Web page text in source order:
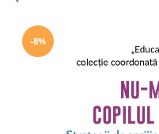
Artă
Atlase si enciclopedii
Carte de bucate
Educație financiară
-8%